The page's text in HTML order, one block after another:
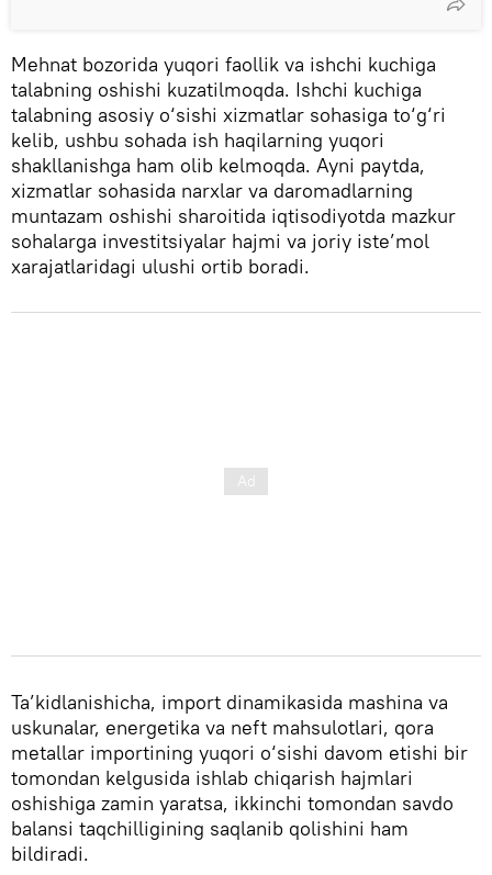
Mehnat bozorida yuqori faollik va ishchi kuchiga
talabning oshishi kuzatilmoqda. Ishchi kuchiga
talabning asosiy o‘sishi xizmatlar sohasiga to‘g‘ri
kelib, ushbu sohada ish haqilarning yuqori
shakllanishga ham olib kelmoqda. Ayni paytda,
xizmatlar sohasida narxlar va daromadlarning
muntazam oshishi sharoitida iqtisodiyotda mazkur
sohalarga investitsiyalar hajmi va joriy iste’mol
xarajatlaridagi ulushi ortib boradi.
Ta’kidlanishicha, import dinamikasida mashina va
uskunalar, energetika va neft mahsulotlari, qora
metallar importining yuqori o‘sishi davom etishi bir
tomondan kelgusida ishlab chiqarish hajmlari
oshishiga zamin yaratsa, ikkinchi tomondan savdo
balansi taqchilligining saqlanib qolishini ham
bildiradi.